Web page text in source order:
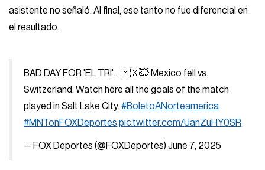
asistente no señaló. Al final, ese tanto no fue diferencial en
el resultado.
BAD DAY FOR 'EL TRI'... 🇲🇽💥 Mexico fell vs.
Switzerland. Watch here all the goals of the match
played in Salt Lake City.#BoletoANorteamerica
#MNTonFOXDeportes pic.twitter.com/UanZuHY0SR
— FOX Deportes (@FOXDeportes)June 7, 2025